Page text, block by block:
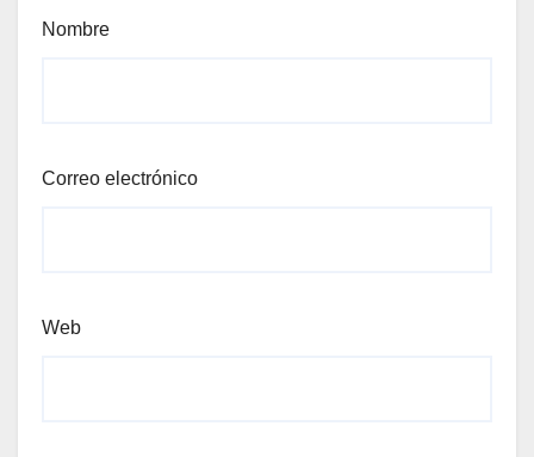
Nombre
Correo electrónico
Web